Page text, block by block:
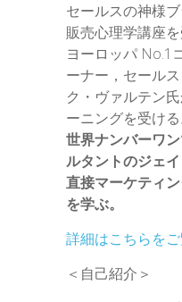
セールスの神様
販売心理学講座を
ヨーロッパ No.1
ーナー，セール
ク・ヴァルテン
ーニングを受ける
世界ナンバーワ
ルタントのジェ
直接マーケティ
を学ぶ。
詳細はこちらをご
＜自己紹介＞